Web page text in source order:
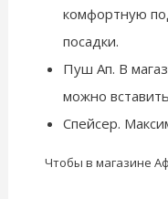
комфортную
посадки.
Пуш Ап. В
можно
Спейсер.
Чтобы в магазине